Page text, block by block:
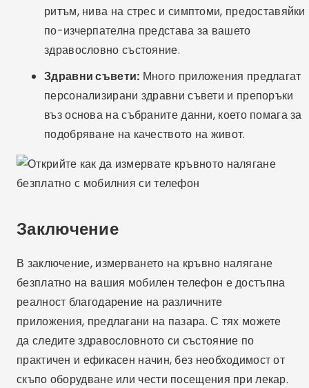
ритъм, нива на стрес и симптоми, предоставяйки
по-изчерпателна представа за вашето
здравословно състояние.
Здравни съвети: Много приложения предлагат
персонализирани здравни съвети и препоръки
въз основа на събраните данни, което помага за
подобряване на качеството на живот.
Заключение
В заключение, измерването на кръвно налягане
безплатно на вашия мобилен телефон е достъпна
реалност благодарение на различните
приложения, предлагани на пазара. С тях можете
да следите здравословното си състояние по
практичен и ефикасен начин, без необходимост от
скъпо оборудване или чести посещения при лекар.